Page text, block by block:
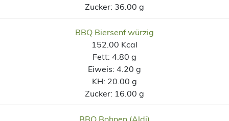
Zucker: 36.00 g
BBQ Biersenf würzig
152.00 Kcal
Fett: 4.80 g
Eiweis: 4.20 g
KH: 20.00 g
Zucker: 16.00 g
BBQ Bohnen (Aldi)